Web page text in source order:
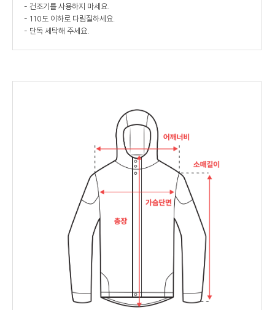
- 건조기를 사용하지 마세요.
- 110도 이하로 다림질하세요.
- 단독 세탁해 주세요.